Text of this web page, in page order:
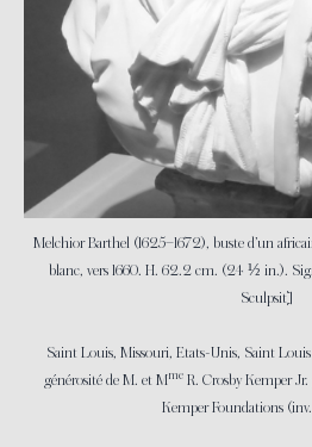
Melchior Barthel (1625–1672), buste d’un
blanc, vers 1660. H. 62.2 cm. (24 ½ in.).
Sculpsit]
Saint Louis, Missouri, Etats-Unis, Saint
générosité de M. et MmeR. Crosby Kemper Jr.
Kemper Foundations